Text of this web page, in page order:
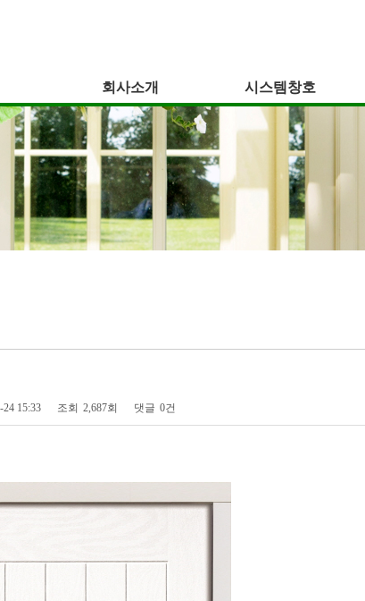
회사소개 시스템창호
24 15:33 조회 2,687회 댓글 0건